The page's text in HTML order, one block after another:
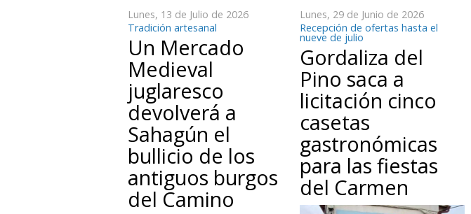
Lunes, 13 de Julio de 2026
Tradición artesanal
Un Mercado
Medieval
juglaresco
devolverá a
Sahagún el
bullicio de los
antiguos burgos
del Camino
Lunes, 29 de Junio de 2026
Recepción de ofertas hasta el
nueve de julio
Gordaliza del
Pino saca a
licitación cinco
casetas
gastronómicas
para las fiestas
del Carmen